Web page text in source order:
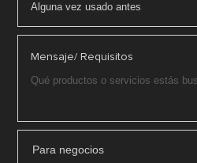
Mensaje/ Requisitos
Para negocios